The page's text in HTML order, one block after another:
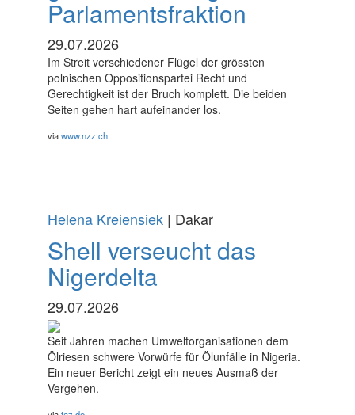
Parlamentsfraktion
29.07.2026
Im Streit verschiedener Flügel der grössten
polnischen Oppositionspartei Recht und
Gerechtigkeit ist der Bruch komplett. Die beiden
Seiten gehen hart aufeinander los.
viawww.nzz.ch
Helena Kreiensiek | Dakar
Shell verseucht das
Nigerdelta
29.07.2026
Seit Jahren machen Umweltorganisationen dem
Ölriesen schwere Vorwürfe für Ölunfälle in Nigeria.
Ein neuer Bericht zeigt ein neues Ausmaß der
Vergehen.